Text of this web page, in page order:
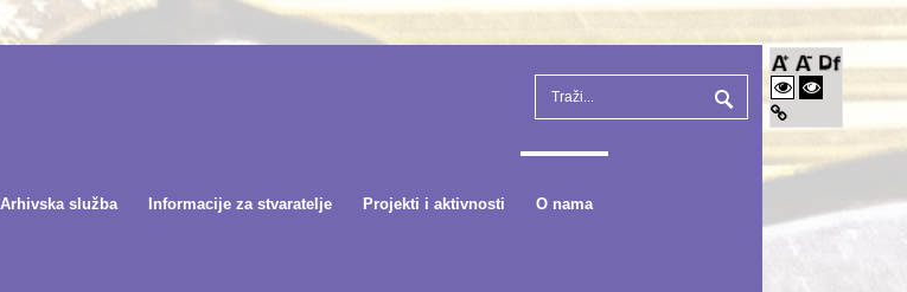
Arhivska služba Informacije za stvaratelje Projekti i aktivnosti O nama